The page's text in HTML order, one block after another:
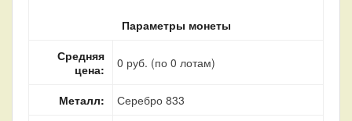
Параметры монеты
Средняя
цена:
0 руб. (по 0 лотам)
Металл:
Серебро 833